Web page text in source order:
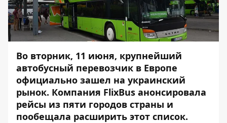
Во вторник, 11 июня, крупнейший
автобусный перевозчик в Европе
официально зашел на украинский
рынок. Компания FlixBus анонсировала
рейсы из пяти городов страны и
пообещала расширить этот список.